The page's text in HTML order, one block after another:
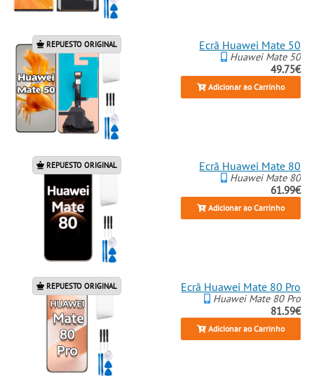
REPUESTO ORIGINAL Ecrã Huawei Mate 50
Huawei Mate 50
49.75€
Adicionar ao Carrinho
REPUESTO ORIGINAL Ecrã Huawei Mate 80
Huawei Mate 80
61.99€
Adicionar ao Carrinho
REPUESTO ORIGINAL Ecrã Huawei Mate 80 Pro
Huawei Mate 80 Pro
81.59€
Adicionar ao Carrinho